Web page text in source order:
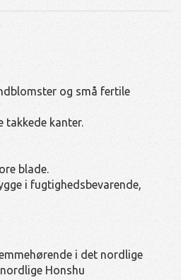
og små fertile
takkede kanter.
blade.
i fugtighedsbevarende,
i det nordlige
Honshu